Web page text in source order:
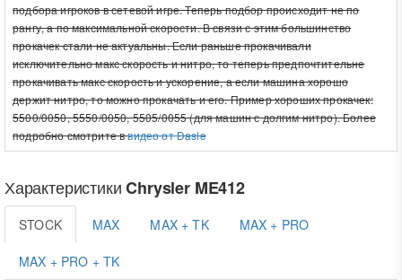
подбора игроков в сетевой игре. Теперь подбор происходит не по
рангу, а по максимальной скорости. В связи с этим большинство
прокачек стали не актуальны. Если раньше прокачивали
исключительно макс скорость и нитро, то теперь предпочтительне
прокачивать макс скорость и ускорение, а если машина хорошо
держит нитро, то можно прокачать и его. Пример хороших прокачек:
5500/0050, 5550/0050, 5505/0055 (для машин с долгим нитро). Более
подробно смотрите ввидео от Dasle
ХарактеристикиChrysler ME412
STOCK MAX MAX + TK MAX + PRO
MAX + PRO + TK